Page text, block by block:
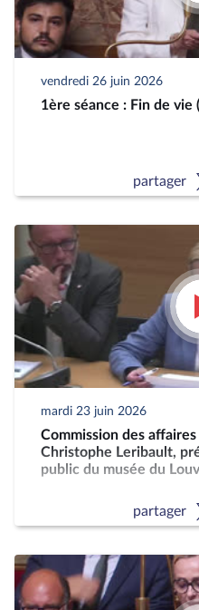
vendredi 26 juin 2026
1ère séance : Fin de
partager
mardi 23 juin 2026
Commission des
Christophe Leribault,
public du musée du
partager